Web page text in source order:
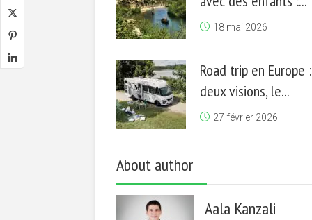
18 mai 2026
Road trip en Europe :
deux visions, le...
27 février 2026
About author
Aala Kanzali